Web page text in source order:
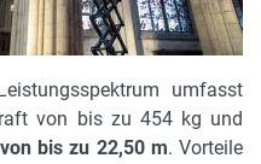
umfasst
von bis zu 454 kg und
bis zu 22,50 m. Vorteile